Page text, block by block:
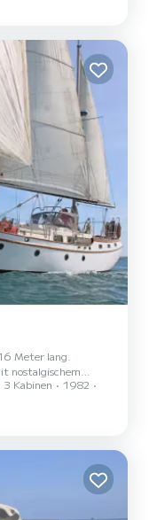
und das
Meter lang.
nostalgischem
die Balearen,
die Trophee Bailli
3 Kabinen
1982